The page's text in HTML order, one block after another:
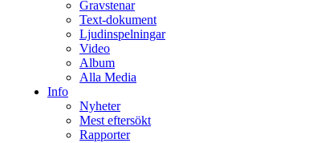
Gravstenar
Text-dokument
Ljudinspelningar
Video
Album
Alla Media
Info
Nyheter
Mest eftersökt
Rapporter